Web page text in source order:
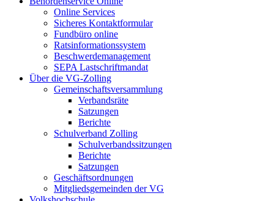
Online Services
Sicheres Kontaktformular
Fundbüro online
Ratsinformationssystem
Beschwerdemanagement
SEPA Lastschriftmandat
Über die VG-Zolling
Gemeinschaftsversammlung
Verbandsräte
Satzungen
Berichte
Schulverband Zolling
Schulverbandssitzungen
Berichte
Satzungen
Geschäftsordnungen
Mitgliedsgemeinden der VG